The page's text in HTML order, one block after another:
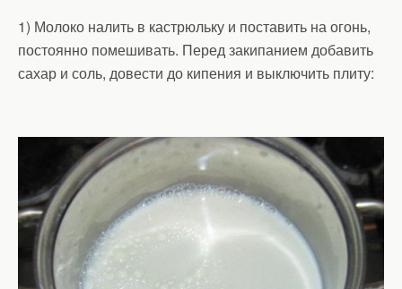
1) Молоко налить в кастрюльку и поставить на огонь,
постоянно помешивать. Перед закипанием добавить
сахар и соль, довести до кипения и выключить плиту: